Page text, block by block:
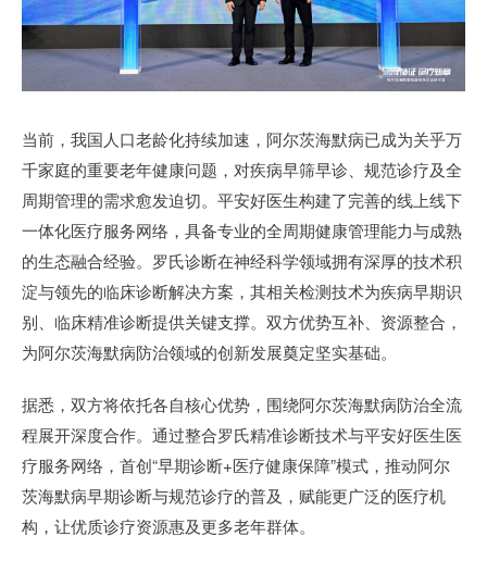
当前，我国人口老龄化持续加速，阿尔茨海默病已成为关乎万
千家庭的重要老年健康问题，对疾病早筛早诊、规范诊疗及全
周期管理的需求愈发迫切。平安好医生构建了完善的线上线下
一体化医疗服务网络，具备专业的全周期健康管理能力与成熟
的生态融合经验。罗氏诊断在神经科学领域拥有深厚的技术积
淀与领先的临床诊断解决方案，其相关检测技术为疾病早期识
别、临床精准诊断提供关键支撑。双方优势互补、资源整合，
为阿尔茨海默病防治领域的创新发展奠定坚实基础。
据悉，双方将依托各自核心优势，围绕阿尔茨海默病防治全流
程展开深度合作。通过整合罗氏精准诊断技术与平安好医生医
疗服务网络，首创“早期诊断+医疗健康保障”模式，推动阿尔
茨海默病早期诊断与规范诊疗的普及，赋能更广泛的医疗机
构，让优质诊疗资源惠及更多老年群体。